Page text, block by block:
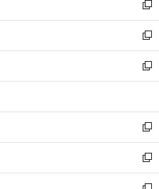
く
で
開
く
ド
ウ
で
開
く
ィ
ン
ド
ウ
で
開
い
ウ
ィ
ン
ド
ウ
開
く
新
し
い
ウ
ィ
ン
ウ
で
開
く
新
し
い
ウ
ン
ド
ウ
で
開
新
し
ウ
ィ
ン
ド
ウ
新
し
い
ウ
新
し